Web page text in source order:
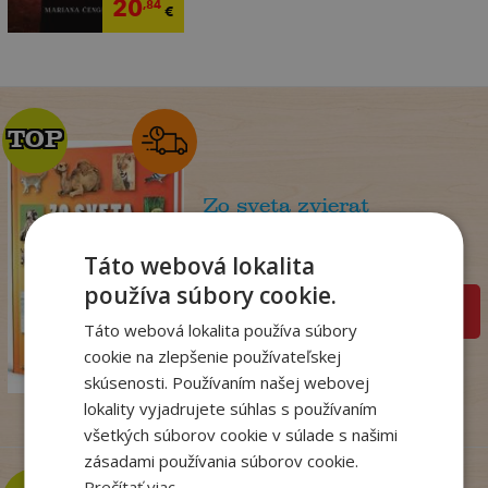
20,84€
14,50€
7,95
TOP
TOP
Zo sveta zvierat
Na sklade
pridať do košíka
Táto webová lokalita
používa súbory cookie.
Táto webová lokalita používa súbory
cookie na zlepšenie používateľskej
skúsenosti. Používaním našej webovej
lokality vyjadrujete súhlas s používaním
všetkých súborov cookie v súlade s našimi
zásadami používania súborov cookie.